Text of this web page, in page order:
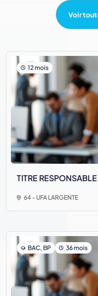
Voir
12 mois
TITRE
64 - UFA LARGENTE
BAC, BP 36 mois